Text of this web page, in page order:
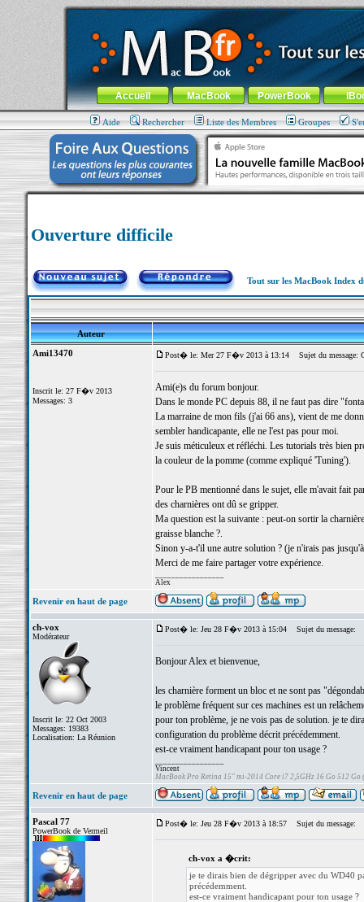
MacBook-fr.com : 100% Apple... 100% nomade !
Aller au contenu-Aller au menu général-Aller au menu de
Menu général
Accueil MacBook PowerBook
Aide Rechercher Liste des Membres Groupes
Ouverture difficile
Tout sur les MacBook Index
Auteur
Ami13470
Inscrit le: 27 F�v 2013
Messages: 3
Post� le: Mer 27 F�v 2013 à 13:14 Sujet du message:
Ami(e)s du forum bonjour.
Dans le monde PC depuis 88, il ne faut pas dire
La marraine de mon fils (j'ai 66 ans), vient de me
sembler handicapante, elle ne l'est pas pour moi.
Je suis méticuleux et réfléchi. Les tutorials très bien
la couleur de la pomme (comme expliqué 'Tuning').
Pour le PB mentionné dans le sujet, elle m'avait fait
des charnières ont dû se gripper.
Ma question est la suivante : peut-on sortir la
graisse blanche ?.
Sinon y-a-t'il une autre solution ? (je n'irais pas
Merci de me faire partager votre expérience.
Alex
Revenir en haut de page
ch-vox
Modérateur
Inscrit le: 22 Oct 2003
Messages: 19383
Localisation: La Réunion
Post� le: Jeu 28 F�v 2013 à 15:04 Sujet du message:
Bonjour Alex et bienvenue,
les charnière forment un bloc et ne sont pas
le problème fréquent sur ces machines est un
pour ton problème, je ne vois pas de solution. je te
configuration du problème décrit précédemment.
est-ce vraiment handicapant pour ton usage ?
Vincent
MacBook Pro Retina 15" mi-2014 Core i7 2,5GHz 16 Go 512 Go
Revenir en haut de page
Pascal 77
PowerBook de Vermeil
Post� le: Jeu 28 F�v 2013 à 18:57 Sujet du message:
ch-vox a �crit:
je te dirais bien de dégripper avec du WD40
précédemment.
est-ce vraiment handicapant pour ton usage ?